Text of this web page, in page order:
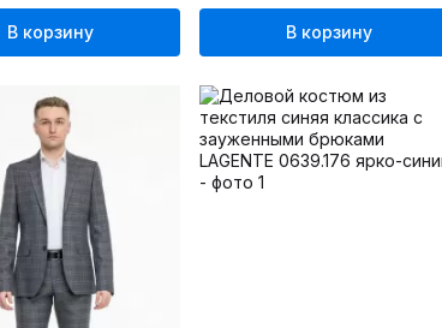
В корзину В корзину